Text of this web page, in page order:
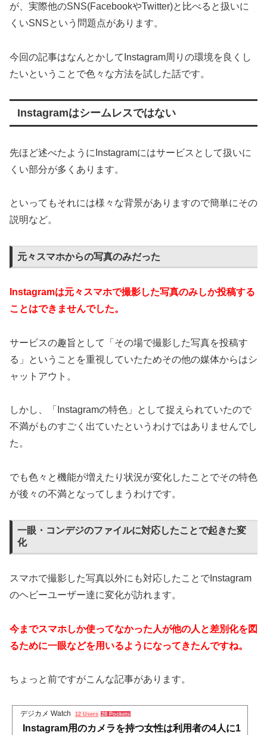
が、実際他のSNS(FacebookやTwitter)と比べると扱いに
くいSNSという問題点があります。
今回の記事はなんとかしてInstagram周りの環境を良くし
たいということで色々な方法を試した話です。
Instagramはシームレスではない
先ほど述べたようにInstagramにはサービスとして扱いに
くい部分が多くあります。
といってもそれには様々な背景がありますので簡単にその
説明など。
元々スマホからの写真のみだった
Instagramは元々スマホで撮影した写真のみしか投稿する
ことはできませんでした。
サービスの趣旨として「その場で撮影した写真を投稿す
る」ということを重視していたためその他の媒体からはシ
ャットアウト。
しかし、「Instagramの特色」として捉えられていたので
不満がものすごく出ていたというわけではありませんでし
た。
でも色々と機能が増えたり状況が変化したことでその特色
が後々の不満となってしまうわけです。
一眼・コンデジのファイルに対応したことで起きた変
化
スマホで撮影した写真以外にも対応したことでInstagram
のヘビーユーザー達に変化が訪れます。
今までスマホしか使ってなかった人が他の人と差別化を図
るために一眼などを用いるようになってきたんですね。
ちょっと前ですがこんな記事があります。
デジカメ Watch 12 Users 28 Pockets
Instagram用のカメラを持つ女性は利用者の4人に1